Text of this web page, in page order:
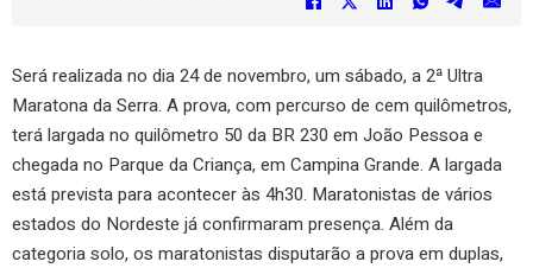
Será realizada no dia 24 de novembro, um sábado, a 2ª Ultra
Maratona da Serra. A prova, com percurso de cem quilômetros,
terá largada no quilômetro 50 da BR 230 em João Pessoa e
chegada no Parque da Criança, em Campina Grande. A largada
está prevista para acontecer às 4h30. Maratonistas de vários
estados do Nordeste já confirmaram presença. Além da
categoria solo, os maratonistas disputarão a prova em duplas,